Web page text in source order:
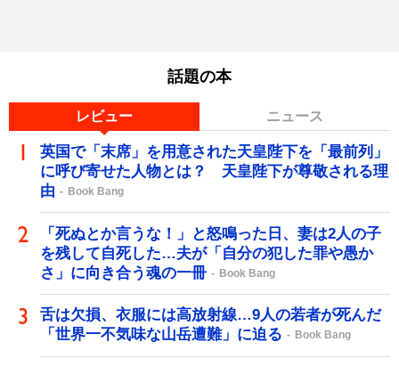
話題の本
レビュー ニュース
英国で「末席」を用意された天皇陛下を「最前列」
に呼び寄せた人物とは？ 天皇陛下が尊敬される理
由
Book Bang
「死ぬとか言うな！」と怒鳴った日、妻は2人の子
を残して自死した…夫が「自分の犯した罪や愚か
さ」に向き合う魂の一冊
Book Bang
舌は欠損、衣服には高放射線…9人の若者が死んだ
「世界一不気味な山岳遭難」に迫る
Book Bang